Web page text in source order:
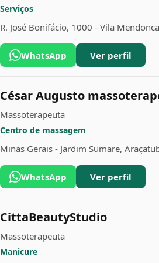
Serviços
R. José Bonifácio, 1000 - Vila
WhatsApp Ver perfil
César Augusto
Massoterapeuta
Centro de massagem
Minas Gerais - Jardim Sumare,
WhatsApp Ver perfil
CittaBeautyStudio
Massoterapeuta
Manicure